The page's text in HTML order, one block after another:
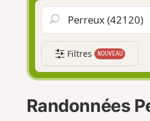
Filtres NOUVEAU
Randonnées